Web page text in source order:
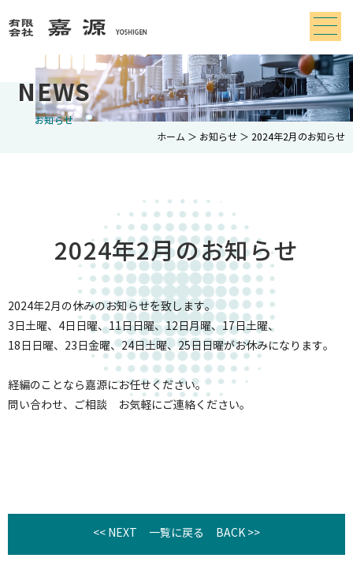
NEWS
お知らせ
ホーム ＞ お知らせ ＞ 2024年2月のお知らせ
2024年2月のお知らせ
2024年2月の休みのお知らせを致します。
3日土曜、4日日曜、11日日曜、12日月曜、17日土曜、
18日日曜、23日金曜、24日土曜、25日日曜がお休みになります。
経編のことなら嘉源にお任せください。
問い合わせ、ご相談 お気軽にご連絡ください。
<< NEXT 一覧に戻る BACK >>